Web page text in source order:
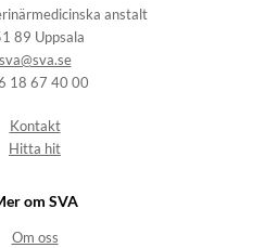
anstalt
89 Uppsala
sva@sva.se
18 67 40 00
Kontakt
Hitta hit
om SVA
Om oss